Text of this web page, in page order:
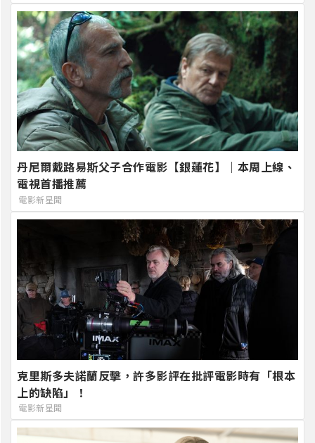
丹尼爾戴路易斯父子合作電影【銀蓮花】｜本周上線、
電視首播推薦
電影新星聞
克里斯多夫諾蘭反擊，許多影評在批評電影時有「根本
上的缺陷」！
電影新星聞